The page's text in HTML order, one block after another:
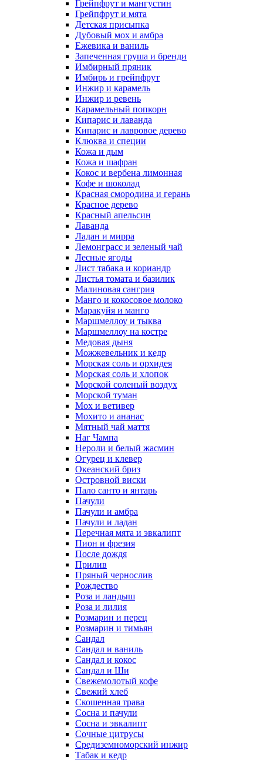
Грейпфрут и мангустин
Грейпфрут и мята
Детская присыпка
Дубовый мох и амбра
Ежевика и ваниль
Запеченная груша и бренди
Имбирный пряник
Имбирь и грейпфрут
Инжир и карамель
Инжир и ревень
Карамельный попкорн
Кипарис и лаванда
Кипарис и лавровое дерево
Клюква и специи
Кожа и дым
Кожа и шафран
Кокос и вербена лимонная
Кофе и шоколад
Красная смородина и герань
Красное дерево
Красный апельсин
Лаванда
Ладан и мирра
Лемонграсс и зеленый чай
Лесные ягоды
Лист табака и кориандр
Листья томата и базилик
Малиновая сангрия
Манго и кокосовое молоко
Маракуйя и манго
Маршмеллоу и тыква
Маршмеллоу на костре
Медовая дыня
Можжевельник и кедр
Морская соль и орхидея
Морская соль и хлопок
Морской соленый воздух
Морской туман
Мох и ветивер
Мохито и ананас
Мятный чай маття
Наг Чампа
Нероли и белый жасмин
Огурец и клевер
Океанский бриз
Островной виски
Пало санто и янтарь
Пачули
Пачули и амбра
Пачули и ладан
Перечная мята и эвкалипт
Пион и фрезия
После дождя
Прилив
Пряный чернослив
Рождество
Роза и ландыш
Роза и лилия
Розмарин и перец
Розмарин и тимьян
Сандал
Сандал и ваниль
Сандал и кокос
Сандал и Ши
Свежемолотый кофе
Свежий хлеб
Скошенная трава
Сосна и пачули
Сосна и эвкалипт
Сочные цитрусы
Средиземноморский инжир
Табак и кедр